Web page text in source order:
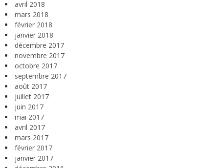
avril 2018
mars 2018
février 2018
janvier 2018
décembre 2017
novembre 2017
octobre 2017
septembre 2017
août 2017
juillet 2017
juin 2017
mai 2017
avril 2017
mars 2017
février 2017
janvier 2017